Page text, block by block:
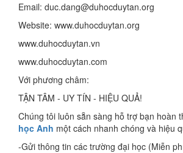
Email: duc.dang@duhocduytan.org
Website: www.duhocduytan.org
www.duhocduytan.vn
www.duhocduytan.com
Với phương châm:
TẬN TÂM - UY TÍN - HIỆU QUẢ!
Chúng tôi luôn sẵn sàng hỗ trợ bạn hoàn
học Anh một cách nhanh chóng và hiệu
-Gửi thông tin các trường đại học (Miễn